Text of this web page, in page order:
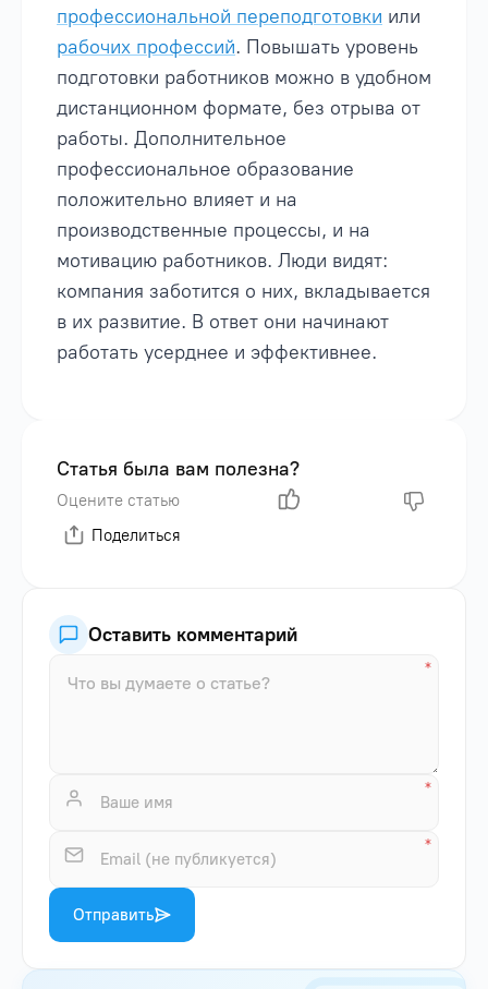
профессиональной переподготовки или
рабочих профессий. Повышать уровень
подготовки работников можно в удобном
дистанционном формате, без отрыва от
работы. Дополнительное
профессиональное образование
положительно влияет и на
производственные процессы, и на
мотивацию работников. Люди видят:
компания заботится о них, вкладывается
в их развитие. В ответ они начинают
работать усерднее и эффективнее.
Статья была вам полезна?
Оцените статью
Поделиться
Оставить комментарий
Отправить